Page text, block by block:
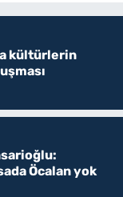
kültürlerin
Öcalan yok